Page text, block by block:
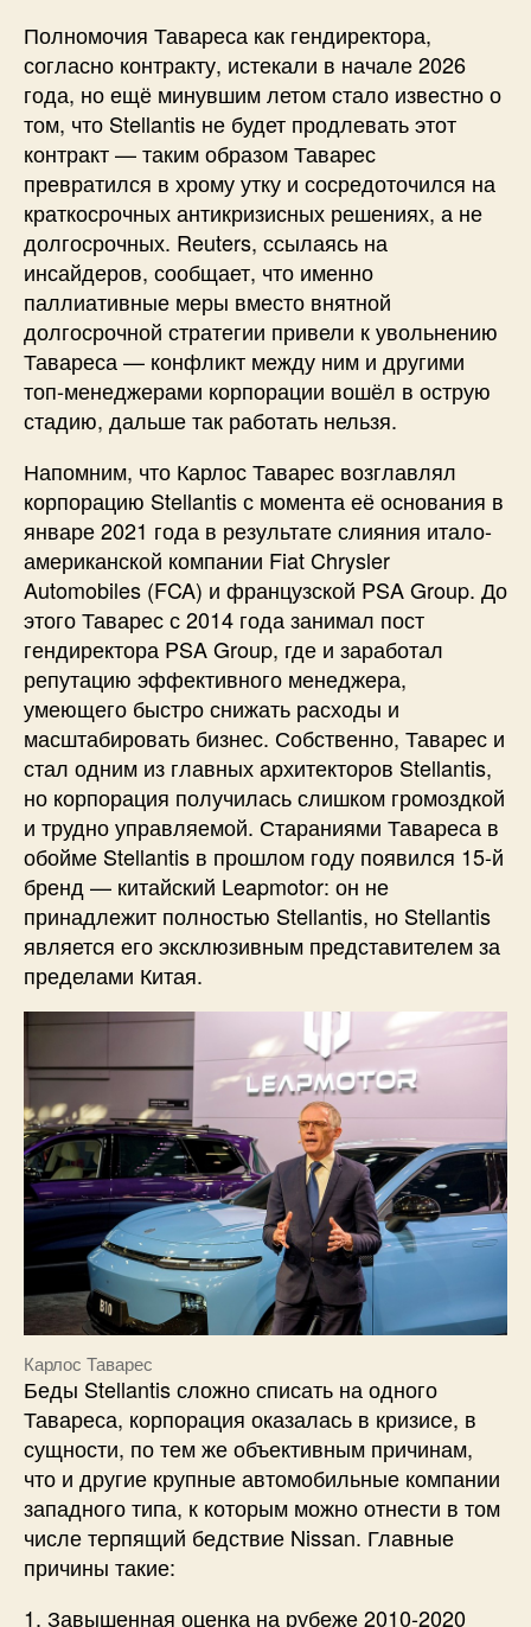
Полномочия Тавареса как гендиректора,
согласно контракту, истекали в начале 2026
года, но ещё минувшим летом стало известно о
том, что Stellantis не будет продлевать этот
контракт — таким образом Таварес
превратился в хрому утку и сосредоточился на
краткосрочных антикризисных решениях, а не
долгосрочных. Reuters, ссылаясь на
инсайдеров, сообщает, что именно
паллиативные меры вместо внятной
долгосрочной стратегии привели к увольнению
Тавареса — конфликт между ним и другими
топ-менеджерами корпорации вошёл в острую
стадию, дальше так работать нельзя.
Напомним, что Карлос Таварес возглавлял
корпорацию Stellantis с момента её основания в
январе 2021 года в результате слияния итало-
американской компании Fiat Chrysler
Automobiles (FCA) и французской PSA Group. До
этого Таварес с 2014 года занимал пост
гендиректора PSA Group, где и заработал
репутацию эффективного менеджера,
умеющего быстро снижать расходы и
масштабировать бизнес. Собственно, Таварес и
стал одним из главных архитекторов Stellantis,
но корпорация получилась слишком громоздкой
и трудно управляемой. Стараниями Тавареса в
обойме Stellantis в прошлом году появился 15-й
бренд — китайский Leapmotor: он не
принадлежит полностью Stellantis, но Stellantis
является его эксклюзивным представителем за
пределами Китая.
Карлос Таварес
Беды Stellantis сложно списать на одного
Тавареса, корпорация оказалась в кризисе, в
сущности, по тем же объективным причинам,
что и другие крупные автомобильные компании
западного типа, к которым можно отнести в том
числе терпящий бедствие Nissan. Главные
причины такие:
1. Завышенная оценка на рубеже 2010-2020